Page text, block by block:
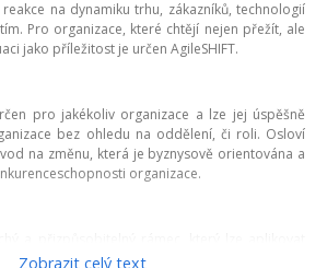
na dynamiku trhu, zákazníků, technologií
Pro organizace, které chtějí nejen přežít, ale
jako příležitost je určen AgileSHIFT.
pro jakékoliv organizace a lze jej úspěšně
bez ohledu na oddělení, či roli. Osloví
na změnu, která je byznysově orientována a
organizace.
Úspěšnou transformaci nelze zajistit v jednom
Zobrazit celý text